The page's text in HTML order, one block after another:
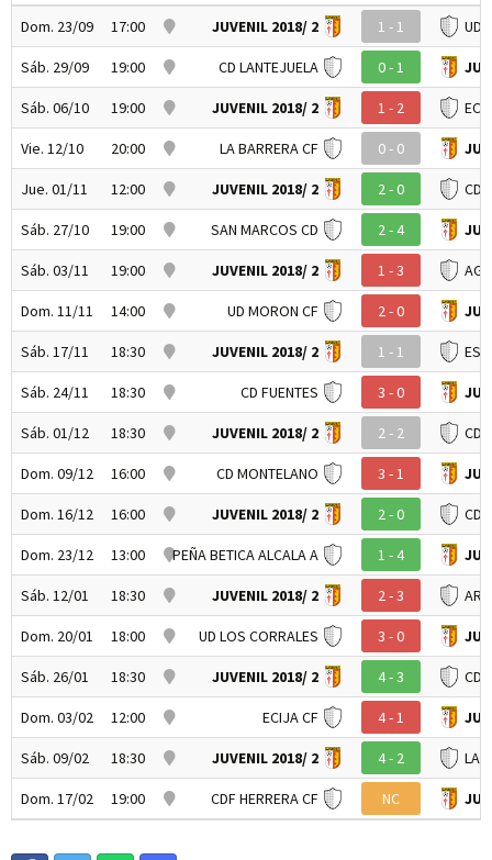
Dom. 23/09 17:00 JUVENIL 2018/ 2 1 - 1 UD
Sáb. 29/09 19:00 CD LANTEJUELA 0 - 1
Sáb. 06/10 19:00 JUVENIL 2018/ 2 1 - 2
Vie. 12/10 20:00 LA BARRERA CF 0 - 0
Jue. 01/11 12:00 JUVENIL 2018/ 2 2 - 0
Sáb. 27/10 19:00 SAN MARCOS CD 2 - 4
Sáb. 03/11 19:00 JUVENIL 2018/ 2 1 - 3
Dom. 11/11 14:00 UD MORON CF 2 - 0
Sáb. 17/11 18:30 JUVENIL 2018/ 2 1 - 1
Sáb. 24/11 18:30 CD FUENTES 3 - 0
Sáb. 01/12 18:30 JUVENIL 2018/ 2 2 - 2 CD
Dom. 09/12 16:00 CD MONTELANO 3 - 1
Dom. 16/12 16:00 JUVENIL 2018/ 2 2 - 0 CD
Dom. 23/12 13:00 PEÑA BETICA ALCALA A 1 - 4
Sáb. 12/01 18:30 JUVENIL 2018/ 2 2 - 3
Dom. 20/01 18:00 UD LOS CORRALES 3 - 0
Sáb. 26/01 18:30 JUVENIL 2018/ 2 4 - 3 CD
Dom. 03/02 12:00 ECIJA CF 4 - 1
Sáb. 09/02 18:30 JUVENIL 2018/ 2 4 - 2 LA
Dom. 17/02 19:00 CDF HERRERA CF NC